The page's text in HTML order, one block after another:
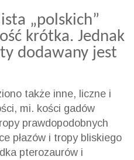
„polskich”
krótka. Jednak
dodawany jest
także inne, liczne i
mi. kości gadów
prawdopodobnych
płazów i tropy bliskiego
pterozaurów i